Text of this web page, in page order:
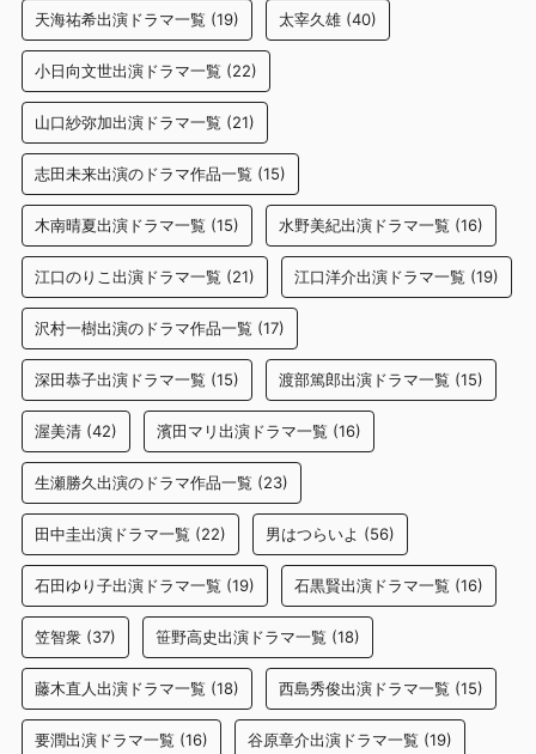
天海祐希出演ドラマ一覧 (19) 太宰久雄 (40)
小日向文世出演ドラマ一覧 (22)
山口紗弥加出演ドラマ一覧 (21)
志田未来出演のドラマ作品一覧 (15)
木南晴夏出演ドラマ一覧 (15) 水野美紀出演ドラマ一覧 (16)
江口のりこ出演ドラマ一覧 (21) 江口洋介出演ドラマ一覧 (19)
沢村一樹出演のドラマ作品一覧 (17)
深田恭子出演ドラマ一覧 (15) 渡部篤郎出演ドラマ一覧 (15)
渥美清 (42) 濱田マリ出演ドラマ一覧 (16)
生瀬勝久出演のドラマ作品一覧 (23)
田中圭出演ドラマ一覧 (22) 男はつらいよ (56)
石田ゆり子出演ドラマ一覧 (19) 石黒賢出演ドラマ一覧 (16)
笠智衆 (37) 笹野高史出演ドラマ一覧 (18)
藤木直人出演ドラマ一覧 (18) 西島秀俊出演ドラマ一覧 (15)
要潤出演ドラマ一覧 (16) 谷原章介出演ドラマ一覧 (19)